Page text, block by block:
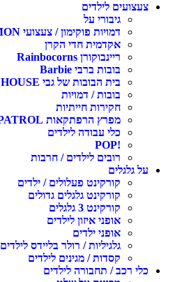
צעצועים לילדים
גיבורי על
דמויות פוקימון / צעצועי POKEMON
אקדמית חדי הקרן
ריינבוקורן Rainbocorns
בובות ברבי Barbie
בית הבובות של גבי GABBY'S DOLLHOUSE
בובות / דמויות
חקירות חייתיות
מפרץ הרפתקאות PAW PATROL
כלי עבודה לילדים
!POP
רובים לילדים / חרבות
על גלגלים
קורקינט פעלולים / ילדים
קורקינט גלגלים גדולים
קורקינט 3 גלגלים
אופני איזון לילדים
אופני ילדים
גלגיליות / רולר בליידס לילדים
קסדות / מגינים לילדים
כלי רכב / תחבורה לילדים